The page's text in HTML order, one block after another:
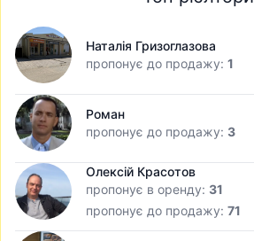
Наталія Гризоглазова
пропонує до продажу: 1
Роман
пропонує до продажу: 3
Олексій Красотов
пропонує в оренду: 31
пропонує до продажу: 71